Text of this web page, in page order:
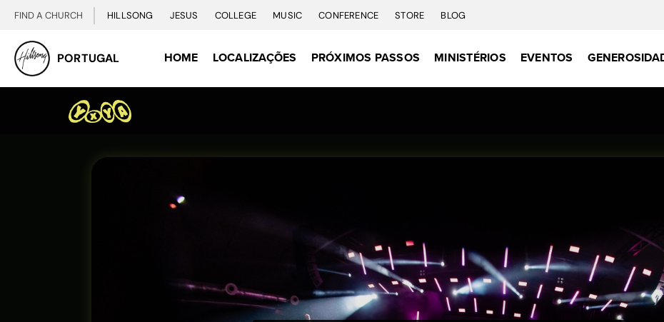
FIND A CHURCH HILLSONG JESUS COLLEGE MUSIC CONFERENCE STORE BLOG
PORTUGAL HOME LOCALIZAÇÕES PRÓXIMOS PASSOS MINISTÉRIOS EVENTOS